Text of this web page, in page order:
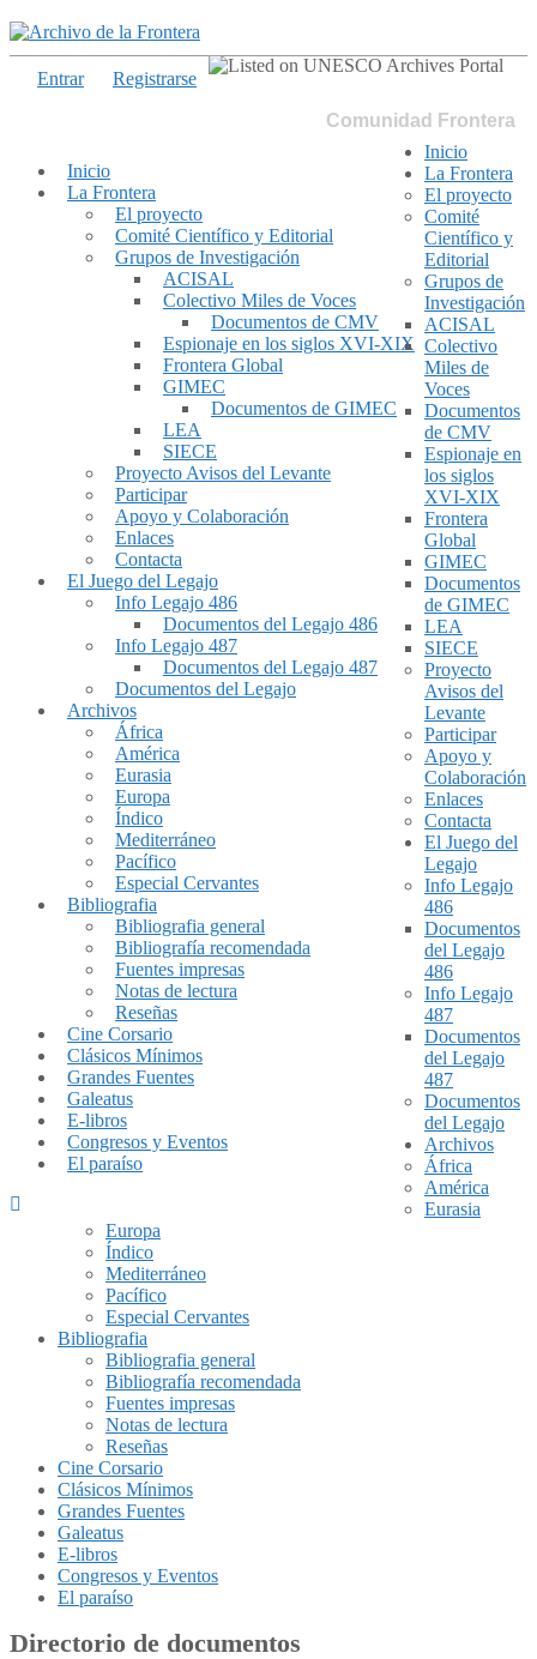
Comunidad Frontera
Inicio
La Frontera
El proyecto
Comité Científico y Editorial
Grupos de Investigación
ACISAL
Colectivo Miles de Voces
Documentos de CMV
Espionaje en los siglos XVI-XIX
Frontera Global
GIMEC
Documentos de GIMEC
LEA
SIECE
Proyecto Avisos del Levante
Participar
Apoyo y Colaboración
Enlaces
Contacta
El Juego del Legajo
Info Legajo 486
Documentos del Legajo 486
Info Legajo 487
Documentos del Legajo 487
Documentos del Legajo
Archivos
África
América
Eurasia
Europa
Índico
Mediterráneo
Pacífico
Especial Cervantes
Bibliografia
Bibliografia general
Bibliografía recomendada
Fuentes impresas
Notas de lectura
Reseñas
Cine Corsario
Clásicos Mínimos
Grandes Fuentes
Galeatus
E-libros
Congresos y Eventos
El paraíso
Entrar Registrarse
Inicio
La Frontera
El proyecto
Comité
Científico y
Editorial
Grupos de
Investigación
ACISAL
Colectivo
Miles de
Voces
Documentos
de CMV
Espionaje en
los siglos
XVI-XIX
Frontera
Global
GIMEC
Documentos
de GIMEC
LEA
SIECE
Proyecto
Avisos del
Levante
Participar
Apoyo y
Colaboración
Enlaces
Contacta
El Juego del
Legajo
Info Legajo
486
Documentos
del Legajo
486
Info Legajo
487
Documentos
del Legajo
487
Documentos
del Legajo
Archivos
África
América
Eurasia
Europa
Índico
Mediterráneo
Pacífico
Especial Cervantes
Bibliografia
Bibliografia general
Bibliografía recomendada
Fuentes impresas
Notas de lectura
Reseñas
Cine Corsario
Clásicos Mínimos
Grandes Fuentes
Galeatus
E-libros
Congresos y Eventos
El paraíso
Directorio de documentos